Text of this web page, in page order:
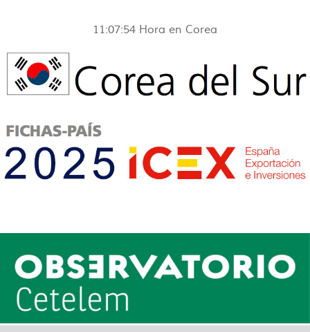
11:07:54 Hora en Corea